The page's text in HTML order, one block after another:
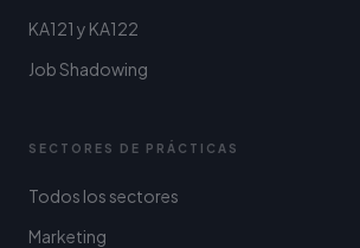
KA121 y KA122
Job Shadowing
SECTORES DE PRÁCTICAS
Todos los sectores
Marketing